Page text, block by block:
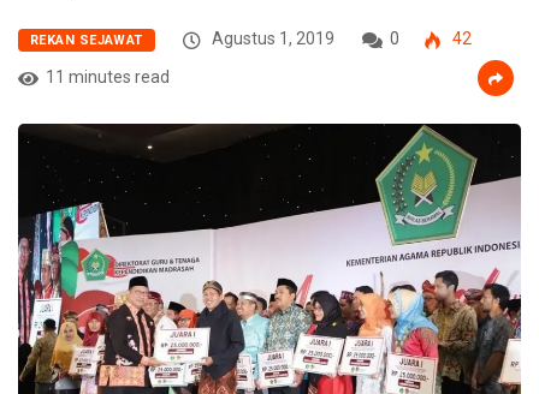
REKAN SEJAWAT Agustus 1, 2019 0
42
11 minutes read